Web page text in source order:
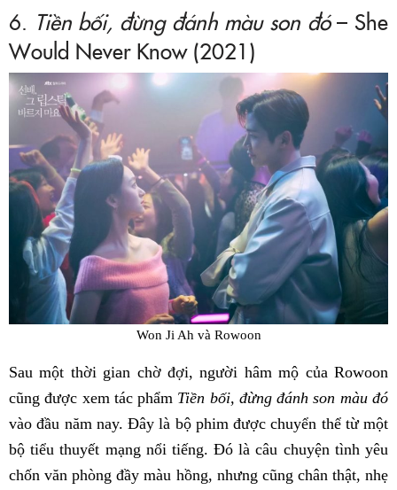
6. Tiền bối, đừng đánh màu son đó– She
Would Never Know (2021)
Won Ji Ah và Rowoon
Sau một thời gian chờ đợi, người hâm mộ của Rowoon
cũng được xem tác phẩm Tiền bối, đừng đánh son màu đó
vào đầu năm nay. Đây là bộ phim được chuyển thể từ một
bộ tiểu thuyết mạng nổi tiếng. Đó là câu chuyện tình yêu
chốn văn phòng đầy màu hồng, nhưng cũng chân thật, nhẹ